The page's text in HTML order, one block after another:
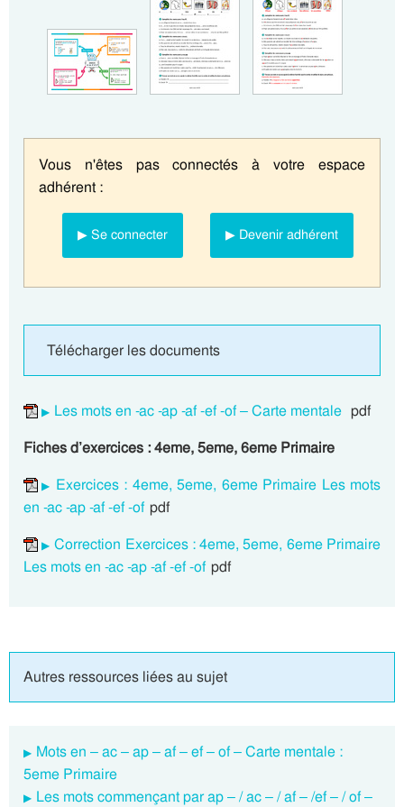
Vous n'êtes pas connectés à votre espace
adhérent :
▶ Se connecter ▶ Devenir adhérent
Télécharger les documents
Les mots en -ac -ap -af -ef -of – Carte mentale pdf
Fiches d’exercices : 4eme, 5eme, 6eme Primaire
Exercices : 4eme, 5eme, 6eme Primaire Les mots
en -ac -ap -af -ef -of pdf
Correction Exercices : 4eme, 5eme, 6eme Primaire
Les mots en -ac -ap -af -ef -of pdf
Autres ressources liées au sujet
Mots en – ac – ap – af – ef – of – Carte mentale :
5eme Primaire
Les mots commençant par ap – / ac – / af – /ef – / of –